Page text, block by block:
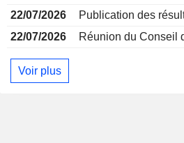
22/07/2026
Publication des
22/07/2026
Réunion du Conseil
Voir plus